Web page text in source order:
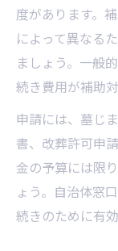
度があります。
によって異なる
ましょう。一般
続き費用が補助
申請には、墓じ
書、改葬許可申
金の予算には限
ょう。自治体窓
続きのために有効